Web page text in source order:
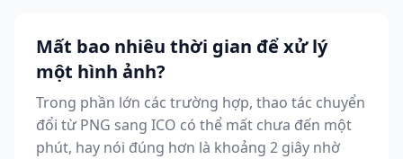
Mất bao nhiêu thời gian để xử lý
một hình ảnh?
Trong phần lớn các trường hợp, thao tác chuyển
đổi từ PNG sang ICO có thể mất chưa đến một
phút, hay nói đúng hơn là khoảng 2 giây nhờ